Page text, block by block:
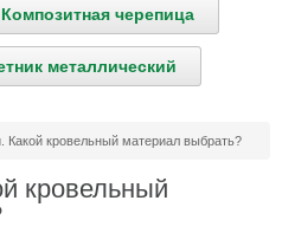
Композитная черепица
металлический
Какой кровельный материал выбрать?
кровельный